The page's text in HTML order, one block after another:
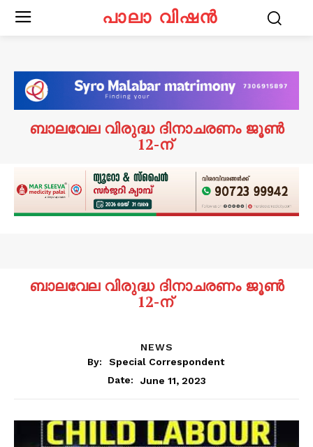
പാലാ വിഷൻ
ബാലവേല വിരുദ്ധ ദിനാചരണം ജൂൺ
12-ന്
ബാലവേല വിരുദ്ധ ദിനാചരണം ജൂൺ
12-ന്
NEWS
By:
Special Correspondent
Date:
June 11, 2023